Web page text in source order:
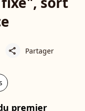
share Partager
premier